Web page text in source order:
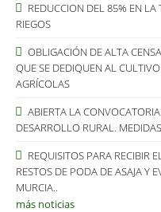
REDUCCION DEL 85% EN LA
RIEGOS
OBLIGACIÓN DE ALTA
QUE SE DEDIQUEN AL
AGRÍCOLAS
ABIERTA LA
DESARROLLO RURAL.
REQUISITOS PARA RECIBIR
RESTOS DE PODA DE ASAJA Y
MURCIA..
más noticias